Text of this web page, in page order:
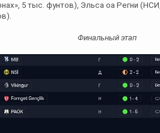
5 тыс. фунтов), Эльса оа Регни
Финальный этап